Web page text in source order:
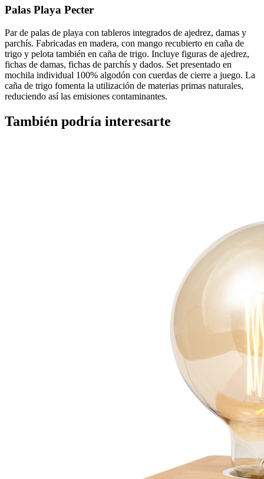
Palas Playa Pecter
Par de palas de playa con tableros integrados de ajedrez, damas y
parchís. Fabricadas en madera, con mango recubierto en caña de
trigo y pelota también en caña de trigo. Incluye figuras de ajedrez,
fichas de damas, fichas de parchís y dados. Set presentado en
mochila individual 100% algodón con cuerdas de cierre a juego. La
caña de trigo fomenta la utilización de materias primas naturales,
reduciendo así las emisiones contaminantes.
También podría interesarte